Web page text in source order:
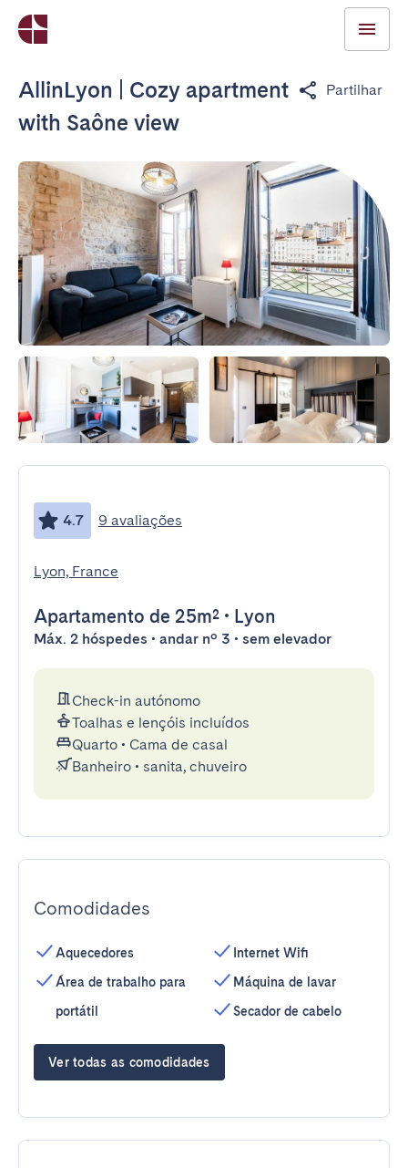
AllinLyon | Cozy apartment
with Saône view
Partilhar
4.7 9 avaliações
Lyon, France
Apartamento de 25m² • Lyon
Máx. 2 hóspedes • andar nº 3 • sem elevador
Check-in autónomo
Toalhas e lençóis incluídos
Quarto • Cama de casal
Banheiro • sanita, chuveiro
Comodidades
Aquecedores
Área de trabalho para
portátil
Internet Wifi
Máquina de lavar
Secador de cabelo
Ver todas as comodidades